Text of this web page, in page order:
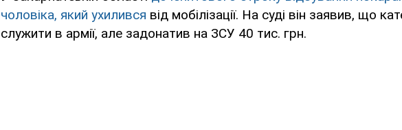
чоловіка, який ухилився від мобілізації. На суді він заявив, що
служити в армії, але задонатив на ЗСУ 40 тис. грн.